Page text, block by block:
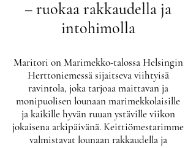
– ruokaa rakkaudella ja
intohimolla
Maritori on Marimekko-talossa Helsingin
Herttoniemessä sijaitseva viihtyisä
ravintola, joka tarjoaa maittavan ja
monipuolisen lounaan marimekkolaisille
ja kaikille hyvän ruuan ystäville viikon
jokaisena arkipäivänä. Keittiömestarimme
valmistavat lounaan rakkaudella ja